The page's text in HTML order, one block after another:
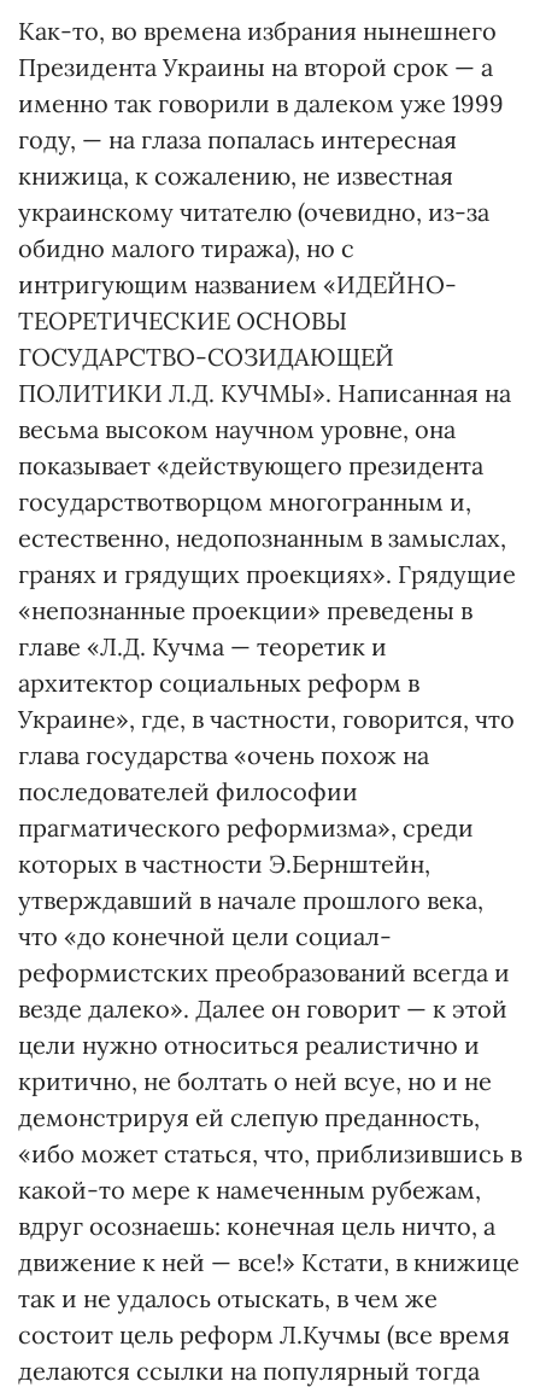
Как-то, во времена избрания нынешнего
Президента Украины на второй срок — а
именно так говорили в далеком уже 1999
году, — на глаза попалась интересная
книжица, к сожалению, не известная
украинскому читателю (очевидно, из-за
обидно малого тиража), но с
интригующим названием «ИДЕЙНО-
ТЕОРЕТИЧЕСКИЕ ОСНОВЫ
ГОСУДАРСТВО-СОЗИДАЮЩЕЙ
ПОЛИТИКИ Л.Д. КУЧМЫ». Написанная на
весьма высоком научном уровне, она
показывает «действующего президента
государствотворцом многогранным и,
естественно, недопознанным в замыслах,
гранях и грядущих проекциях». Грядущие
«непознанные проекции» преведены в
главе «Л.Д. Кучма — теоретик и
архитектор социальных реформ в
Украине», где, в частности, говорится, что
глава государства «очень похож на
последователей философии
прагматического реформизма», среди
которых в частности Э.Бернштейн,
утверждавший в начале прошлого века,
что «до конечной цели социал-
реформистских преобразований всегда и
везде далеко». Далее он говорит — к этой
цели нужно относиться реалистично и
критично, не болтать о ней всуе, но и не
демонстрируя ей слепую преданность,
«ибо может статься, что, приблизившись в
какой-то мере к намеченным рубежам,
вдруг осознаешь: конечная цель ничто, а
движение к ней — все!» Кстати, в книжице
так и не удалось отыскать, в чем же
состоит цель реформ Л.Кучмы (все время
делаются ссылки на популярный тогда